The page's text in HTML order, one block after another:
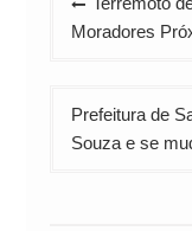
deMoradores
Prefeitura de
Souza e se